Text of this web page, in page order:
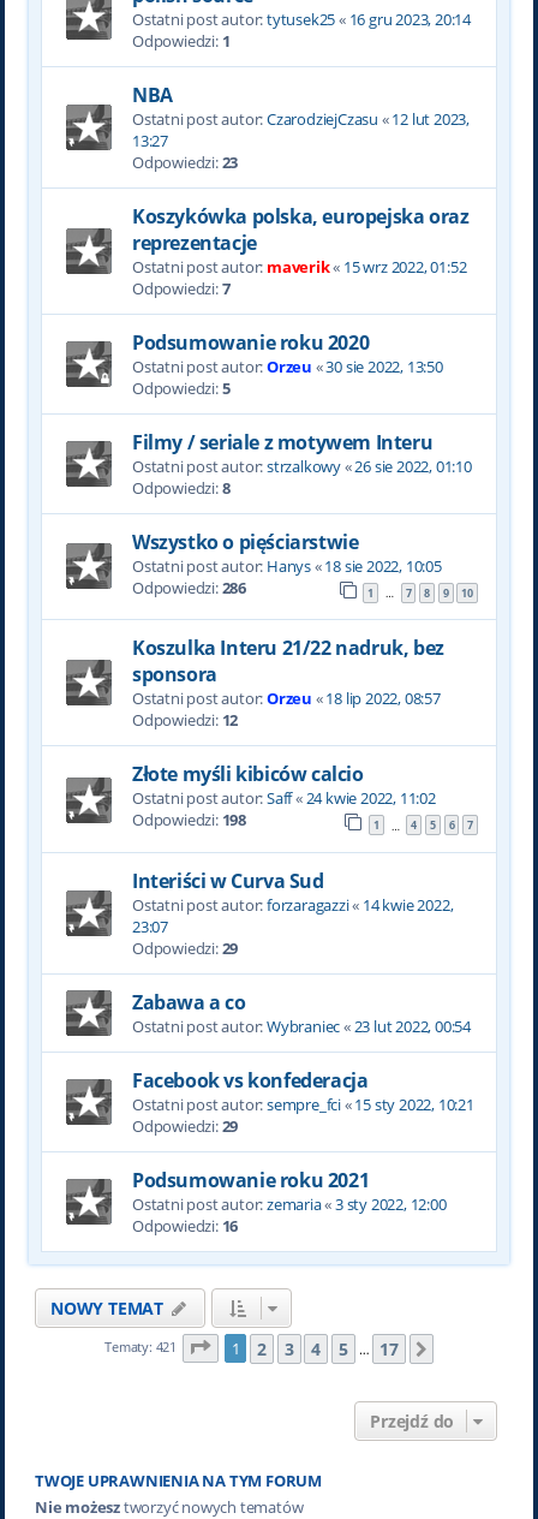
Ostatni post autor:tytusek25« 16 gru 2023, 20:14
Odpowiedzi: 1
NBA
Ostatni post autor:CzarodziejCzasu «12 lut 2023,
13:27
Odpowiedzi:23
Koszykówka polska, europejska oraz
reprezentacje
Ostatni post autor: maverik« 15 wrz 2022, 01:52
Odpowiedzi:7
Podsumowanie roku 2020
Ostatni post autor:Orzeu «30 sie 2022, 13:50
Odpowiedzi:5
Filmy / seriale z motywem Interu
Ostatni post autor:strzalkowy«26 sie 2022, 01:10
Odpowiedzi:8
Wszystko o pięściarstwie
Ostatni post autor: Hanys«18 sie 2022, 10:05
Odpowiedzi:286 1 … 7 8 9 10
Koszulka Interu 21/22 nadruk, bez
sponsora
Ostatni post autor:Orzeu «18 lip 2022, 08:57
Odpowiedzi: 12
Złote myśli kibiców calcio
Ostatni post autor:Saff«24 kwie 2022, 11:02
Odpowiedzi: 198 1 … 4 5 6 7
Interiści w Curva Sud
Ostatni post autor:forzaragazzi« 14 kwie 2022,
23:07
Odpowiedzi:29
Zabawa a co
Ostatni post autor:Wybraniec«23 lut 2022, 00:54
Facebook vs konfederacja
Ostatni post autor:sempre_fci«15 sty 2022, 10:21
Odpowiedzi:29
Podsumowanie roku 2021
Ostatni post autor:zemaria«3 sty 2022, 12:00
Odpowiedzi: 16
NOWY TEMAT
Tematy: 421 Strona z 17
1 2 3 4 5 … 17
Przejdź do
TWOJE UPRAWNIENIA NA TYM FORUM
Nie możesztworzyć nowych tematów